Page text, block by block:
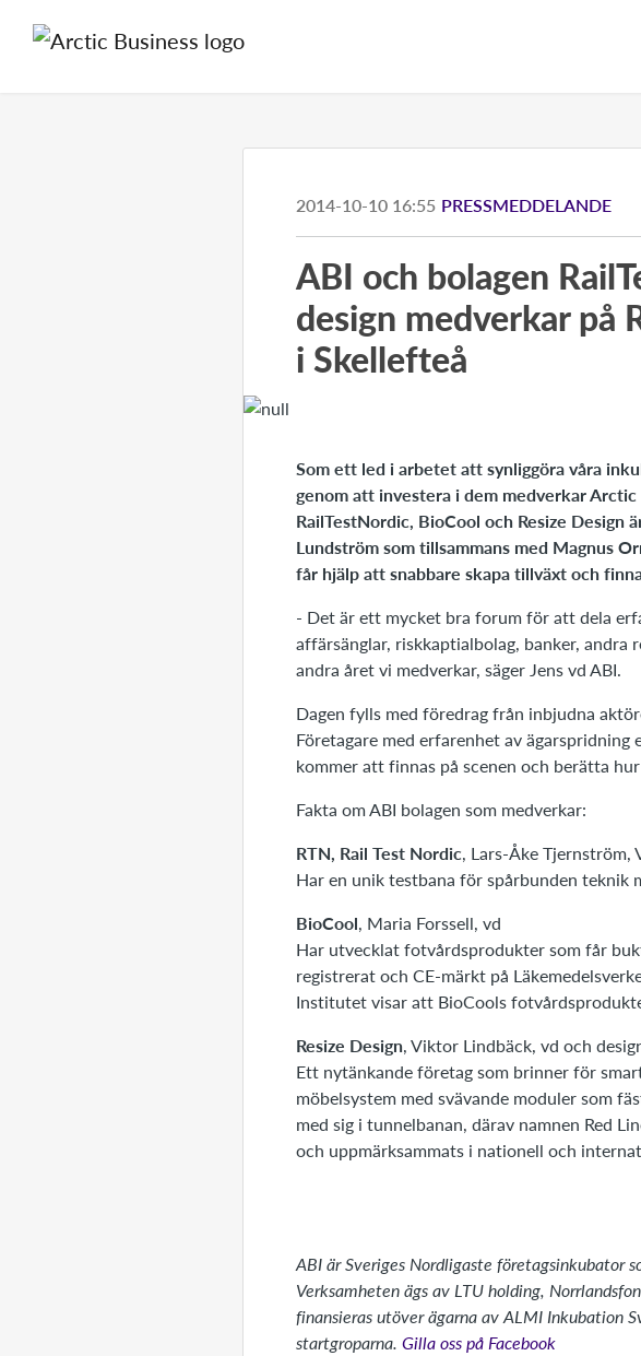
2014-10-10 16:55 PRESSMEDDELANDE
ABI och bolagen
design medverkar på
i Skellefteå
Som ett led i arbetet att synliggöra våra
genom att investera i dem medverkar Arctic
RailTestNordic, BioCool och Resize Design
Lundström som tillsammans med Magnus
får hjälp att snabbare skapa tillväxt och
- Det är ett mycket bra forum för att dela
affärsänglar, riskkaptialbolag, banker,
andra året vi medverkar, säger Jens vd ABI.
Dagen fylls med föredrag från inbjudna
Företagare med erfarenhet av
kommer att finnas på scenen och berätta
Fakta om ABI bolagen som medverkar:
RTN, Rail Test Nordic, Lars-Åke Tjernström,
Har en unik testbana för spårbunden
BioCool, Maria Forssell, vd
Har utvecklat fotvårdsprodukter som får
registrerat och CE-märkt på
Institutet visar att BioCools
Resize Design, Viktor Lindbäck, vd och
Ett nytänkande företag som brinner för
möbelsystem med svävande moduler som
med sig i tunnelbanan, därav namnen Red
och uppmärksammats i nationell och
ABI är Sveriges Nordligaste
Verksamheten ägs av LTU holding,
finansieras utöver ägarna av ALMI Inkubation
startgroparna. Gilla oss på Facebook